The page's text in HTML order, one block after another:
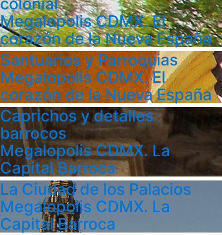
Megalopolis CDMX. El
corazón de la Nueva España
Santuarios y Parroquias
Megalopolis CDMX. El
corazón de la Nueva España
Caprichos y detalles
barrocos
Megalopolis CDMX. La
Capital Barroca
La Ciudad de los Palacios
Megalopolis CDMX. La
Capital Barroca